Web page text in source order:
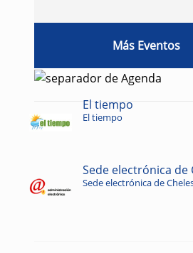
Más Eventos
El tiempo
El tiempo
Sede electrónica de
Sede electrónica de